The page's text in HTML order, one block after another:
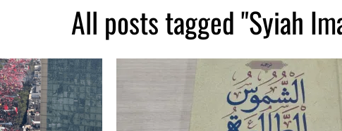
All posts tagged "Syiah